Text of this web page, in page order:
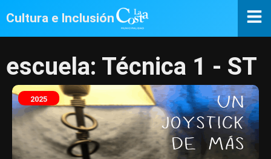
Cultura e Inclusión
escuela: Técnica 1 - ST
2025